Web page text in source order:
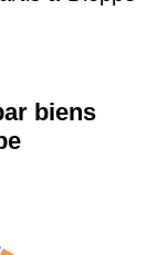
€
687 €
biens